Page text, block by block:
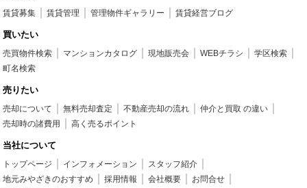
賃貸募集 賃貸管理 管理物件ギャラリー 賃貸経営ブログ
買いたい
売買物件検索 マンションカタログ 現地販売会 WEBチラシ
学区検索
町名検索
売りたい
売却について 無料売却査定 不動産売却の流れ
仲介と買取 の違い
売却時の諸費用
高く売るポイント
当社について
トップページ インフォメーション
スタッフ紹介
地元みやざきのおすすめ
採用情報 会社概要
お問合せ